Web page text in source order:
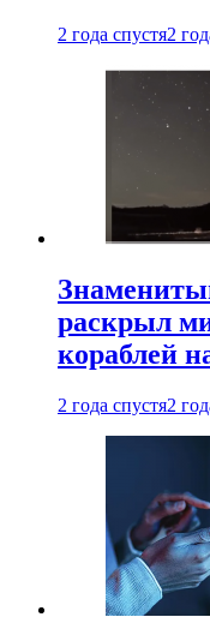
2 года спустя2
раскрыл
кораблей
2 года спустя2